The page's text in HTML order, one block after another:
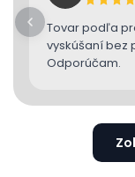
Tovar podľa
vyskúšaní bez
Odporúčam.